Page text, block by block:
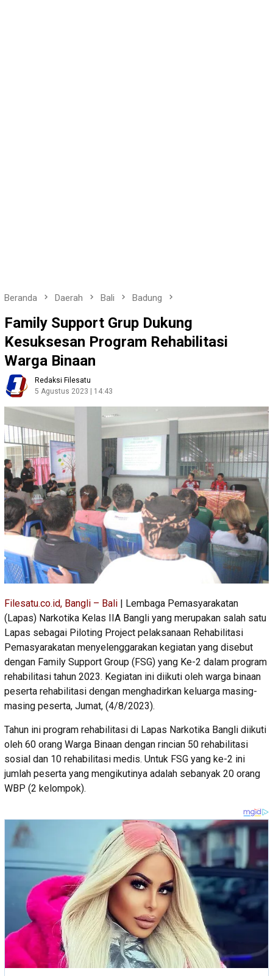
Beranda Daerah Bali Badung
Family Support Grup Dukung
Kesuksesan Program Rehabilitasi
Warga Binaan
Redaksi Filesatu
5 Agustus 2023 | 14:43
Filesatu.co.id, Bangli – Bali | Lembaga Pemasyarakatan
(Lapas) Narkotika Kelas IIA Bangli yang merupakan salah satu
Lapas sebagai Piloting Project pelaksanaan Rehabilitasi
Pemasyarakatan menyelenggarakan kegiatan yang disebut
dengan Family Support Group (FSG) yang Ke-2 dalam program
rehabilitasi tahun 2023. Kegiatan ini diikuti oleh warga binaan
peserta rehabilitasi dengan menghadirkan keluarga masing-
masing peserta, Jumat, (4/8/2023).
Tahun ini program rehabilitasi di Lapas Narkotika Bangli diikuti
oleh 60 orang Warga Binaan dengan rincian 50 rehabilitasi
sosial dan 10 rehabilitasi medis. Untuk FSG yang ke-2 ini
jumlah peserta yang mengikutinya adalah sebanyak 20 orang
WBP (2 kelompok).